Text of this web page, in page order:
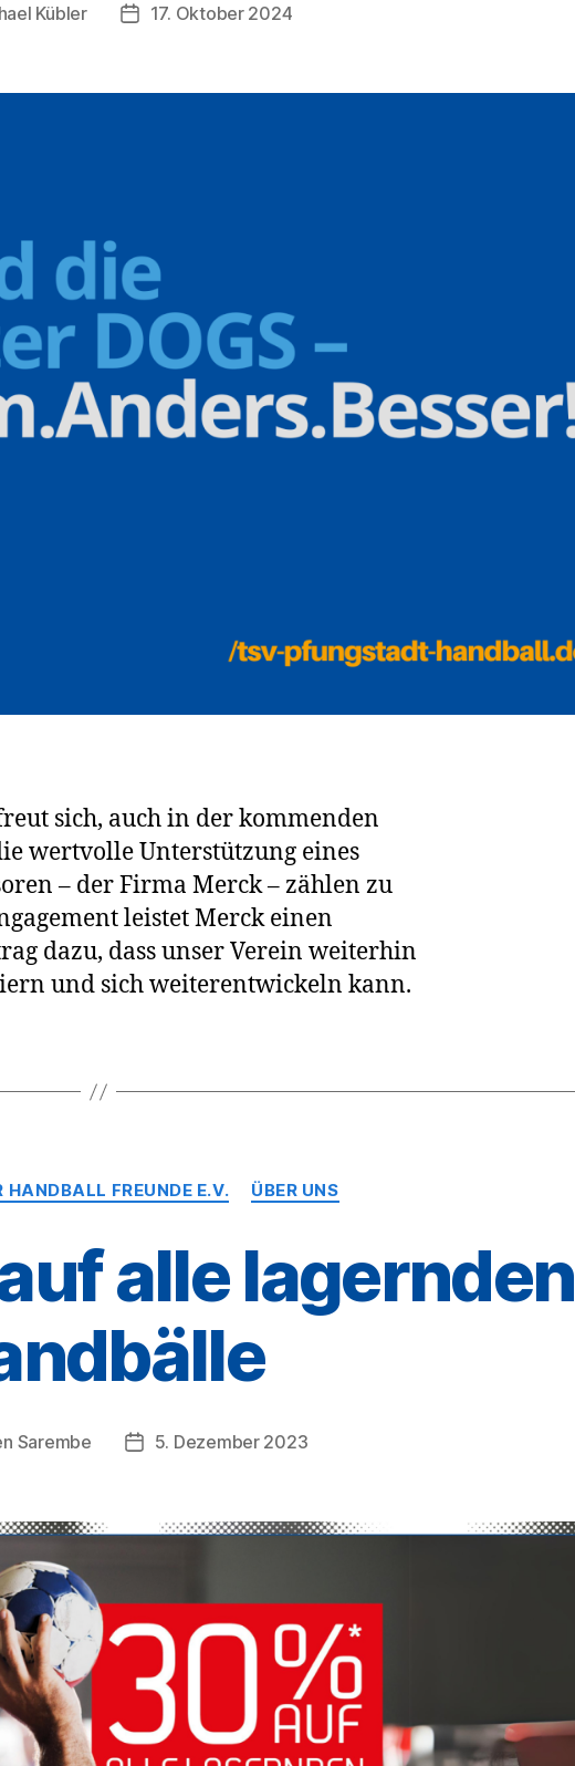
Kübler Veröffentlichungsdatum
17. Oktober 2024
sich, auch in der kommenden
wertvolle Unterstützung eines
– der Firma Merck – zählen zu
leistet Merck einen
dazu, dass unser Verein weiterhin
und sich weiterentwickeln kann.
Kategorien
HANDBALL FREUNDE E.V. ÜBER UNS
alle lagernden
Sarembe Veröffentlichungsdatum
5. Dezember 2023